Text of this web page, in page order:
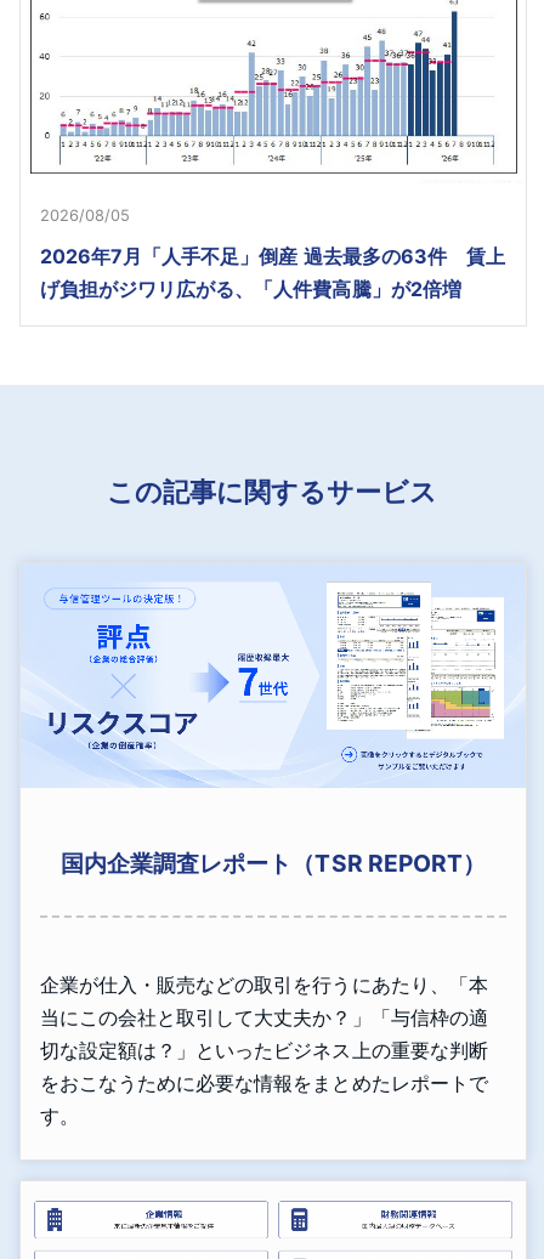
2026/08/05
2026年7月「人手不足」倒産 過去最多の63件 賃上
げ負担がジワリ広がる、「人件費高騰」が2倍増
この記事に関するサービス
国内企業調査レポート（TSR REPORT）
企業が仕入・販売などの取引を行うにあたり、「本
当にこの会社と取引して大丈夫か？」「与信枠の適
切な設定額は？」といったビジネス上の重要な判断
をおこなうために必要な情報をまとめたレポートで
す。